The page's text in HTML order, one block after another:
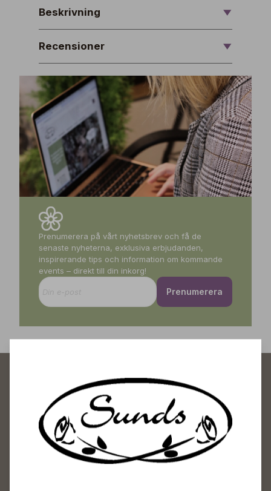
Beskrivning
Recensioner
Prenumerera på vårt nyhetsbrev och få de
senaste nyheterna, exklusiva erbjudanden,
inspirerande tips och information om kommande
events – direkt till din inkorg!
Prenumerera
Sunds Trädgårdscenter